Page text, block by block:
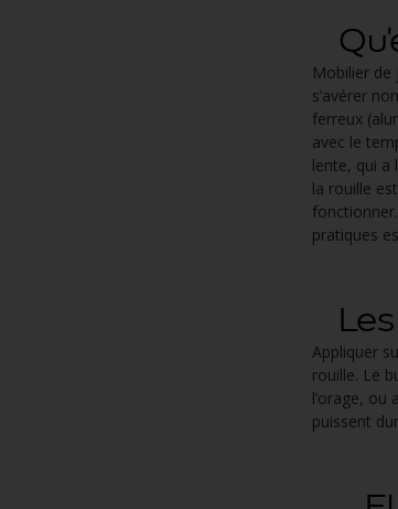
Mobilier
s’avérer
ferreux
avec le
lente, qui a
la rouille
pratiques
Appliquer
rouille. Le
l’orage, ou
puissent